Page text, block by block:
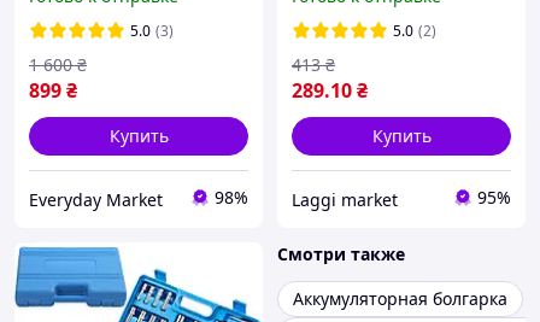
двигателей с диаметром
поршня 62-145 мм
5.0 (3)
899₴
1 600 ₴
Купить
Everyday Market 98%
инструментами для
ремонта / Набор
торцевых ключей
5.0 (2)
289.10₴
413 ₴
Купить
Laggi market 95%
Смотри также
Аккумуляторная болгарка